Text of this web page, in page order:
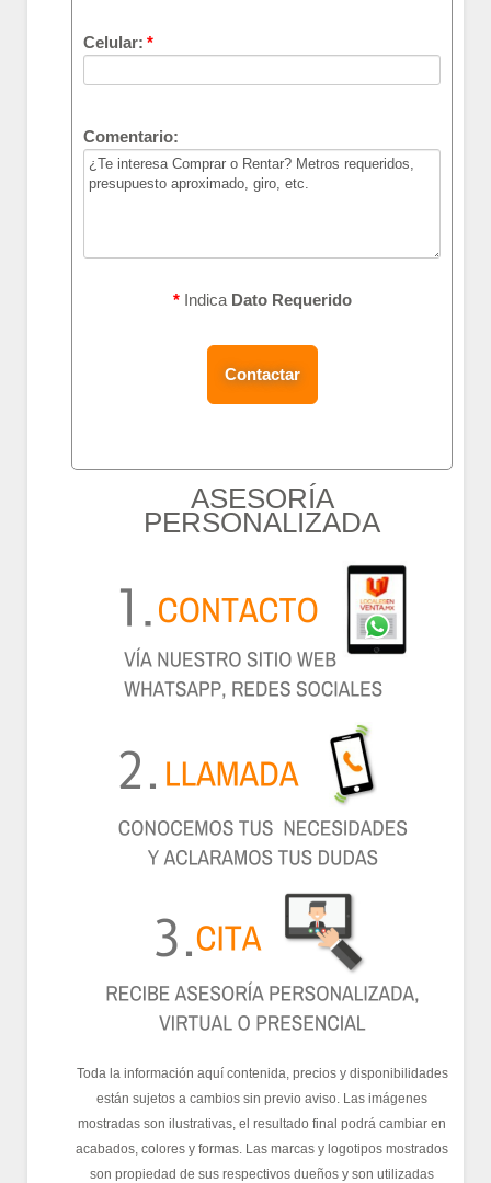
Celular: *
Comentario:
*Indica Dato Requerido
ASESORÍA
PERSONALIZADA
Toda la información aquí contenida, precios y disponibilidades
están sujetos a cambios sin previo aviso. Las imágenes
mostradas son ilustrativas, el resultado final podrá cambiar en
acabados, colores y formas. Las marcas y logotipos mostrados
son propiedad de sus respectivos dueños y son utilizadas